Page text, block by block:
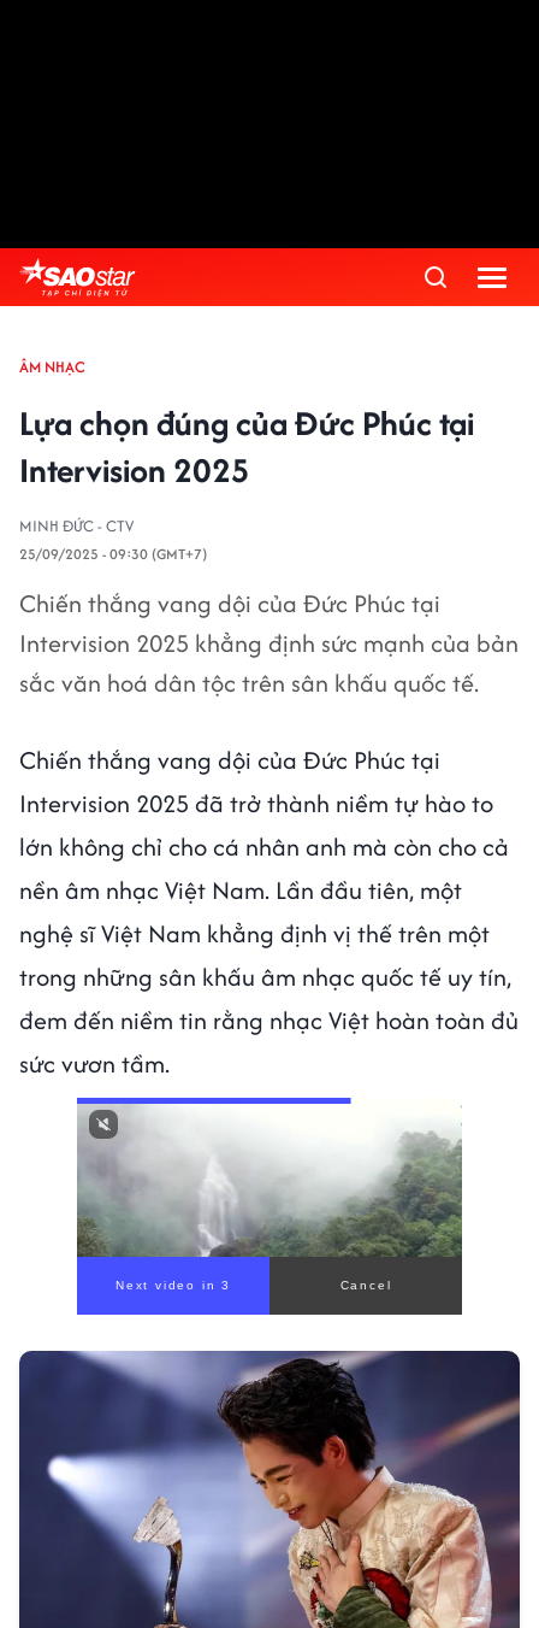
ÂM NHẠC
Lựa chọn đúng của Đức Phúc tại
Intervision 2025
MINH ĐỨC - CTV
25/09/2025 - 09:30 (GMT+7)
Chiến thắng vang dội của Đức Phúc tại
Intervision 2025 khẳng định sức mạnh của bản
sắc văn hoá dân tộc trên sân khấu quốc tế.
Chiến thắng vang dội của Đức Phúc tại
Intervision 2025 đã trở thành niềm tự hào to
lớn không chỉ cho cá nhân anh mà còn cho cả
nền âm nhạc Việt Nam. Lần đầu tiên, một
nghệ sĩ Việt Nam khẳng định vị thế trên một
trong những sân khấu âm nhạc quốc tế uy tín,
đem đến niềm tin rằng nhạc Việt hoàn toàn đủ
sức vươn tầm.
Next video in 1 Cancel